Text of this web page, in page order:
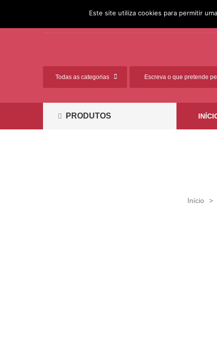
[351] 261 812 881 (Chamada
PRODUTOS
Início >
Este site utiliza cookies para permitir